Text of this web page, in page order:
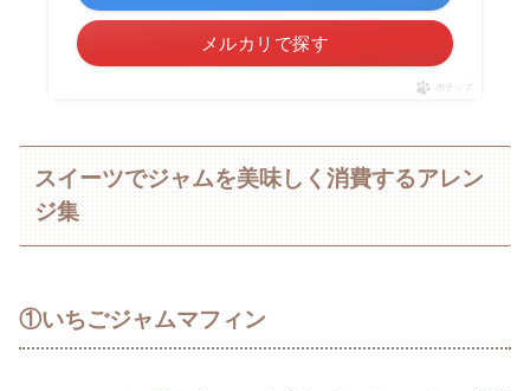
メルカリで探す
ポチップ
スイーツでジャムを美味しく消費するアレン
ジ集
①いちごジャムマフィン